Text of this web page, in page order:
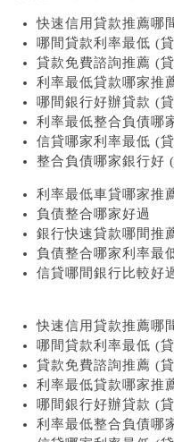
快速信用貸款推薦哪
哪間貸款利率最低 (
貸款免費諮詢推薦 (
利率最低貸款哪家推
哪間銀行好辦貸款 (
利率最低整合負債哪
信貸哪家利率最低 (
整合負債哪家銀行好
利率最低車貸哪家推
負債整合哪家好過
銀行快速貸款哪間推
負債整合哪家利率最
信貸哪間銀行比較好
快速信用貸款推薦哪
哪間貸款利率最低 (
貸款免費諮詢推薦 (
利率最低貸款哪家推
哪間銀行好辦貸款 (
利率最低整合負債哪